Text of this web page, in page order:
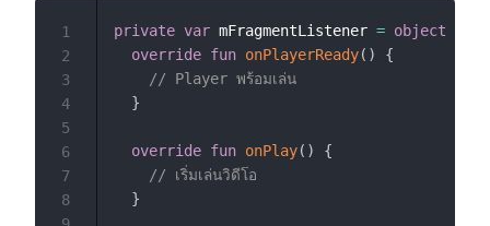
private var mFragmentListener = object
override fun onPlayerReady( )
{
// Player พร้อมเล่น
}
override fun onPlay( )
{
// เริ่มเล่นวิดีโอ
}
1
2
3
4
5
6
7
8